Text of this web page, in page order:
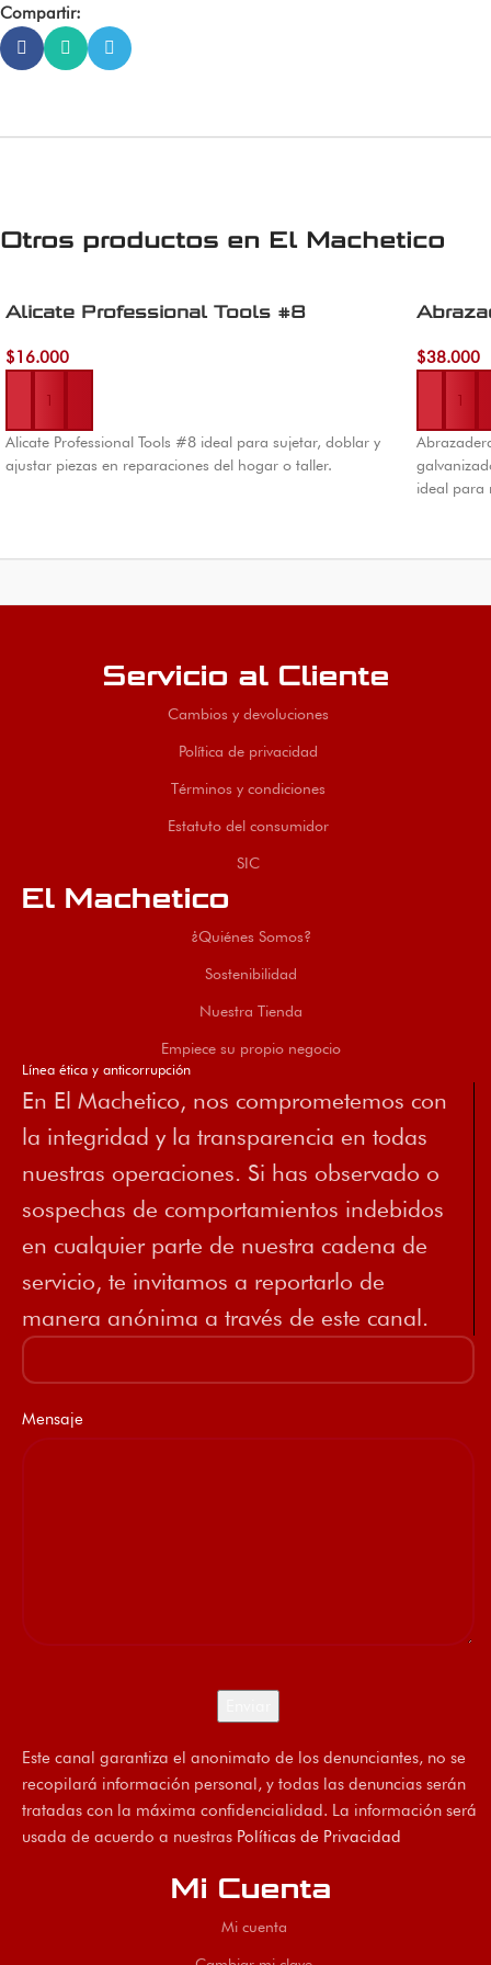
Compartir:
Otros productos en El Machetico
Alicate Professional Tools #8
$16.000
Añadir al carrito
Alicate Professional Tools #8 ideal para sujetar, doblar y
ajustar piezas en reparaciones del hogar o taller.
$38.000
Añadir al
ideal para
Servicio al Cliente
Cambios y devoluciones
Política de privacidad
Términos y condiciones
Estatuto del consumidor
SIC
El Machetico
¿Quiénes Somos?
Sostenibilidad
Nuestra Tienda
Empiece su propio negocio
Línea ética y anticorrupción
En El Machetico, nos comprometemos con
la integridad y la transparencia en todas
nuestras operaciones. Si has observado o
sospechas de comportamientos indebidos
en cualquier parte de nuestra cadena de
servicio, te invitamos a reportarlo de
manera anónima a través de este canal.
Mensaje
Este canal garantiza el anonimato de los denunciantes, no se
recopilará información personal, y todas las denuncias serán
tratadas con la máxima confidencialidad. La información será
usada de acuerdo a nuestras Políticas de Privacidad
Mi Cuenta
Mi cuenta